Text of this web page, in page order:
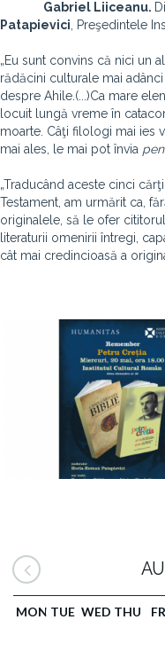
Gabriel Liiceanu.
Patapievici , Preşedintele
„Eu sunt convins că nici un
rădăcini culturale mai
despre Ahile.(...)Ca mare
locuit lungă vreme în
moarte. Câţi filologi mai ies
mai ales, le mai pot învia
„Traducând aceste cinci
Testament, am urmărit ca,
originalele, să le ofer
literaturii omenirii întregi,
cât mai credincioasă a
MON TUE WED THU